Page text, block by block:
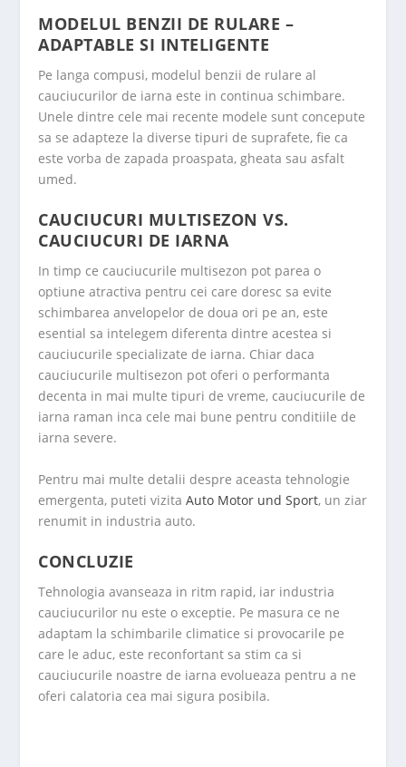
MODELUL BENZII DE RULARE –
ADAPTABLE SI INTELIGENTE
Pe langa compusi, modelul benzii de rulare al
cauciucurilor de iarna este in continua schimbare.
Unele dintre cele mai recente modele sunt concepute
sa se adapteze la diverse tipuri de suprafete, fie ca
este vorba de zapada proaspata, gheata sau asfalt
umed.
CAUCIUCURI MULTISEZON VS.
CAUCIUCURI DE IARNA
In timp ce cauciucurile multisezon pot parea o
optiune atractiva pentru cei care doresc sa evite
schimbarea anvelopelor de doua ori pe an, este
esential sa intelegem diferenta dintre acestea si
cauciucurile specializate de iarna. Chiar daca
cauciucurile multisezon pot oferi o performanta
decenta in mai multe tipuri de vreme, cauciucurile de
iarna raman inca cele mai bune pentru conditiile de
iarna severe.
Pentru mai multe detalii despre aceasta tehnologie
emergenta, puteti vizitaAuto Motor und Sport, un ziar
renumit in industria auto.
CONCLUZIE
Tehnologia avanseaza in ritm rapid, iar industria
cauciucurilor nu este o exceptie. Pe masura ce ne
adaptam la schimbarile climatice si provocarile pe
care le aduc, este reconfortant sa stim ca si
cauciucurile noastre de iarna evolueaza pentru a ne
oferi calatoria cea mai sigura posibila.